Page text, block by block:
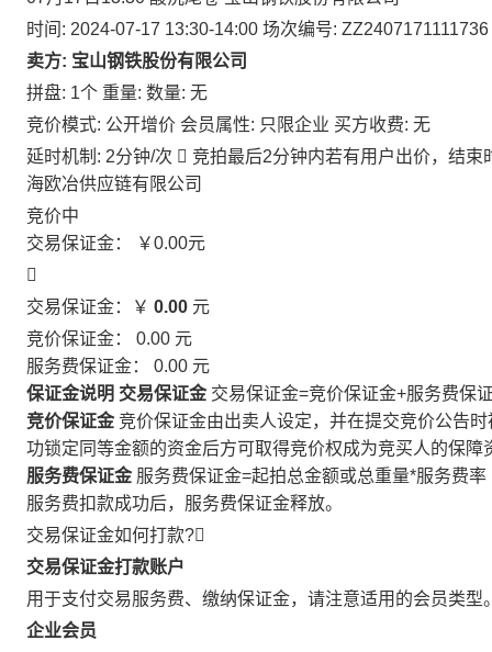
时间: 2024-07-17 13:30-14:00 场次编号: ZZ2407171111736
卖方: 宝山钢铁股份有限公司
拼盘: 1个 重量: 数量: 无
竞价模式: 公开增价 会员属性: 只限企业 买方收费: 无
延时机制: 2分钟/次  竞拍最后2分钟内若有用户出价，结
海欧冶供应链有限公司
竞价中
交易保证金：
￥0.00元

交易保证金：￥ 0.00 元
竞价保证金： 0.00 元
服务费保证金： 0.00 元
保证金说明 交易保证金 交易保证金=竞价保证金+服务费保
竞价保证金 竞价保证金由出卖人设定，并在提交竞价公告
功锁定同等金额的资金后方可取得竞价权成为竞买人的保障
服务费保证金 服务费保证金=起拍总金额或总重量*服务费率
服务费扣款成功后，服务费保证金释放。
交易保证金如何打款?
交易保证金打款账户
用于支付交易服务费、缴纳保证金，请注意适用的会员类型
企业会员